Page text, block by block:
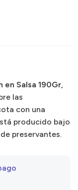
Salsa 190Gr
las
con una
producido bajo
preservantes.